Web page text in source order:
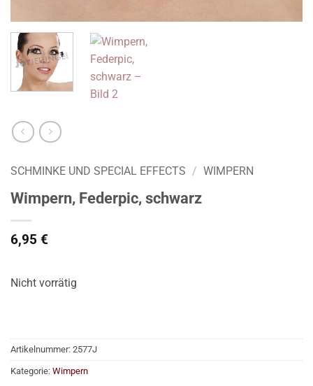
SCHMINKE UND SPECIAL EFFECTS / WIMPERN
Wimpern, Federpic, schwarz
6,95 €
Nicht vorrätig
Artikelnummer: 2577J
Kategorie: Wimpern